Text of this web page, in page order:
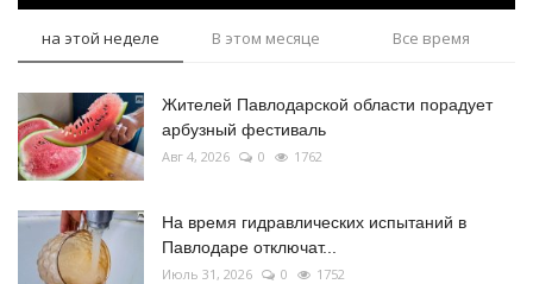
на этой неделе В этом месяце Все время
Жителей Павлодарской области порадует
арбузный фестиваль
Авг 4, 2026 0 1762
На время гидравлических испытаний в
Павлодаре отключат...
Июль 31, 2026 0 1752